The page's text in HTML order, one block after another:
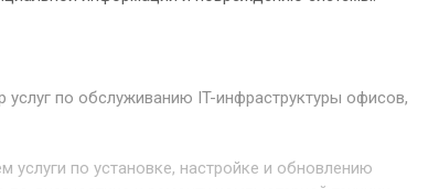
по обслуживанию IT-инфраструктуры офисов,
по установке, настройке и обновлению